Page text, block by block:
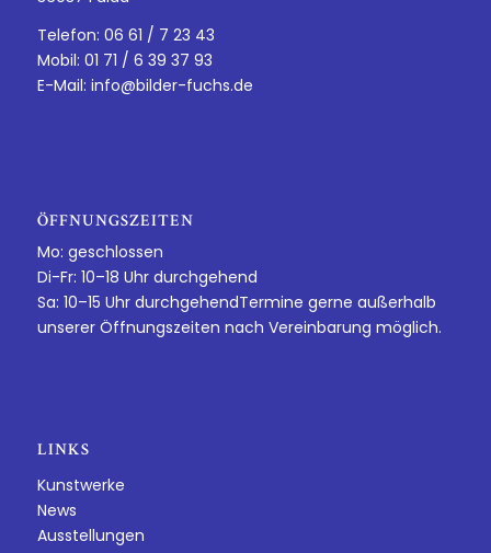
Telefon: 06 61 / 7 23 43
Mobil: 01 71 / 6 39 37 93
E-Mail: info@bilder-fuchs.de
ÖFFNUNGSZEITEN
Mo: geschlossen
Di-Fr: 10–18 Uhr durchgehend
Sa: 10–15 Uhr durchgehendTermine gerne außerhalb
unserer Öffnungszeiten nach Vereinbarung möglich.
LINKS
Kunstwerke
News
Ausstellungen